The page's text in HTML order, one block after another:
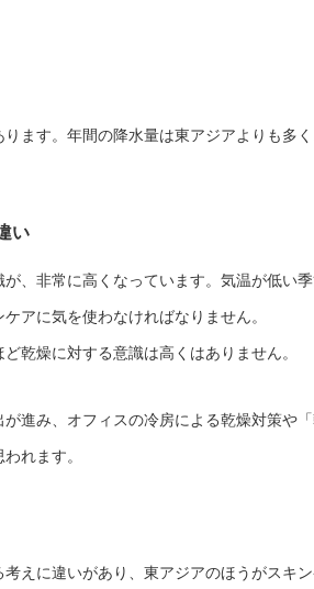
ます。年間の降水量は東アジアよりも多
い
、非常に高くなっています。気温が低い
アに気を使わなければなりません。
乾燥に対する意識は高くはありません。
進み、オフィスの冷房による乾燥対策や
れます。
えに違いがあり、東アジアのほうがスキ